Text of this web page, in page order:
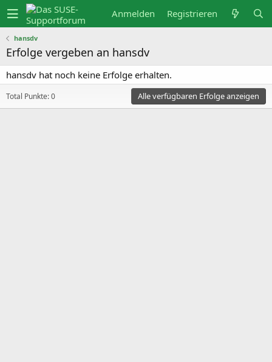
Anmelden Registrieren
hansdv
Erfolge vergeben an hansdv
hansdv hat noch keine Erfolge erhalten.
Total Punkte: 0 Alle verfügbaren Erfolge anzeigen